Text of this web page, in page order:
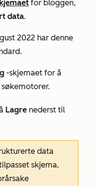
for bloggen,
data.
2022 har denne
-skjemaet for å
søkemotorer.
Lagre nederst til
data
skjema.